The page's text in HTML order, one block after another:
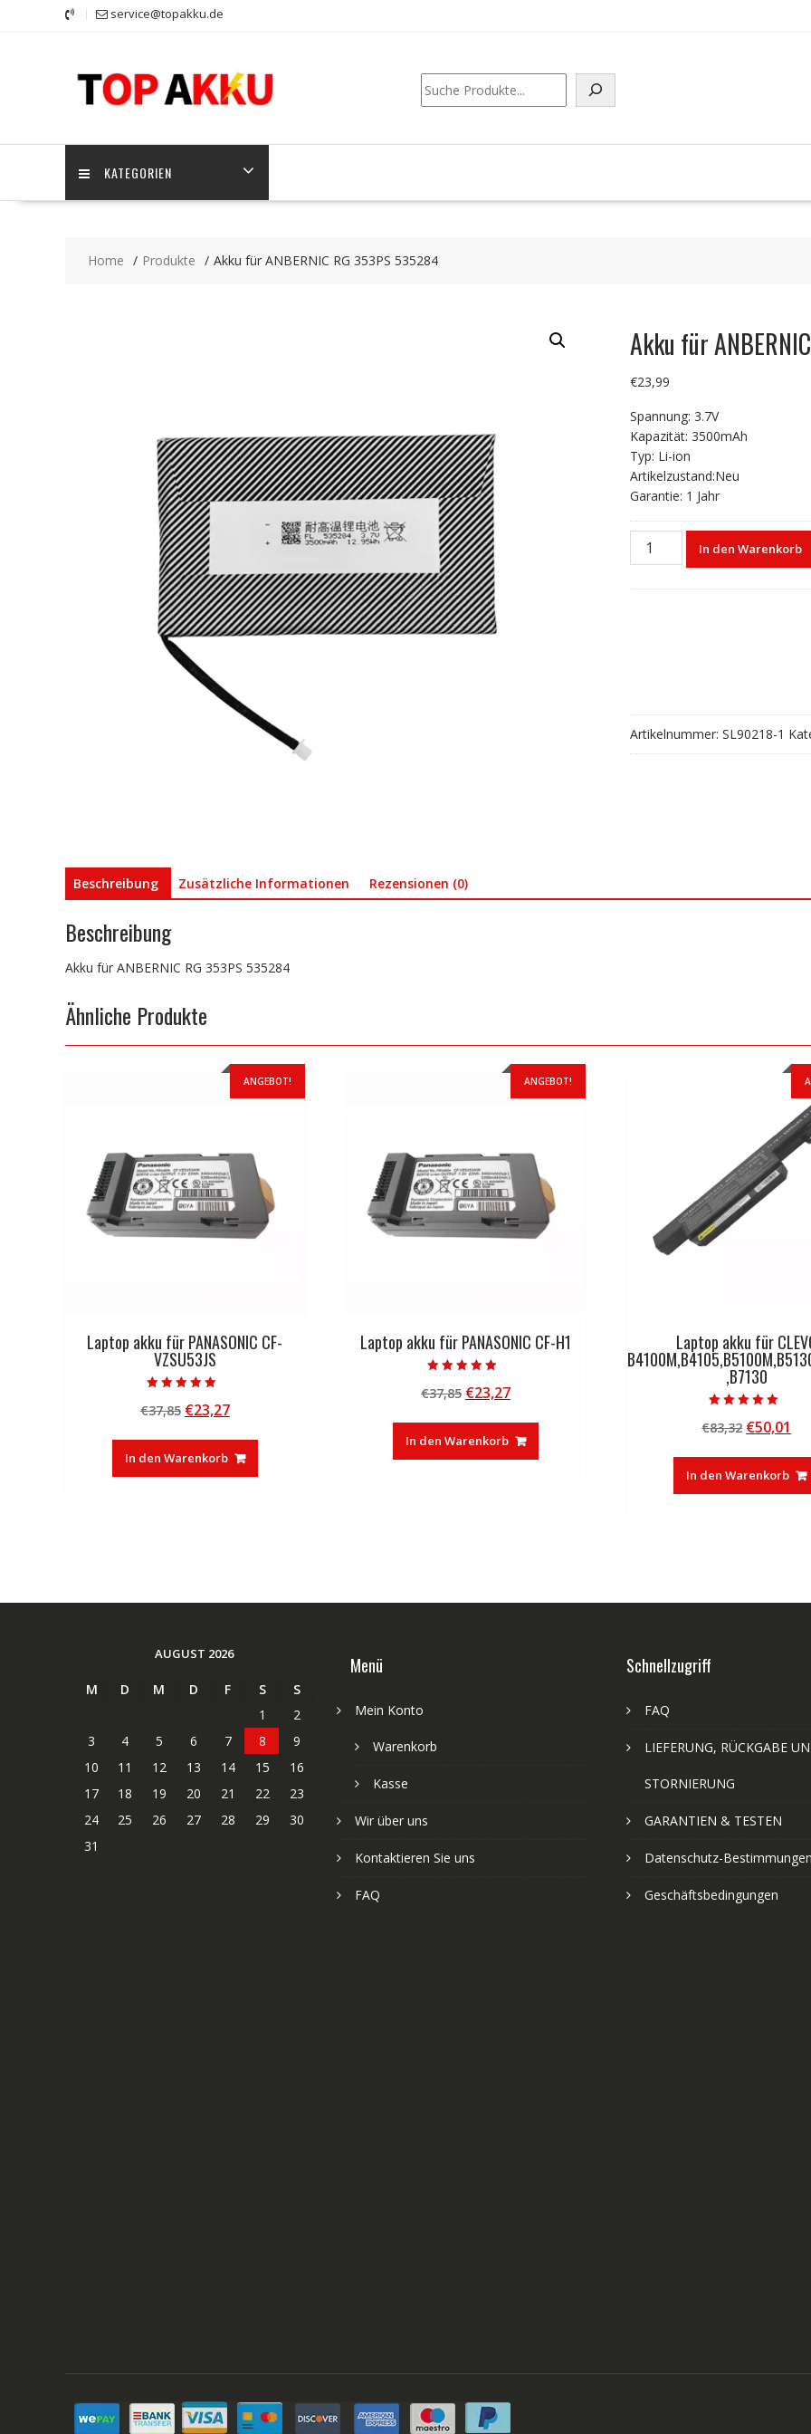
service@topakku.de
Suchen
KATEGORIEN
Home Produkte Akku für ANBERNIC RG 353PS 535284
Akku für
€23,99
Spannung: 3.7V
Kapazität: 3500mAh
Typ: Li-ion
Artikelzustand:Neu
Garantie: 1 Jahr
Akku
In den Warenkorb
Artikelnummer: SL90218-1
Beschreibung Zusätzliche Informationen Rezensionen (0)
Beschreibung
Akku für ANBERNIC RG 353PS 535284
Ähnliche Produkte
ANGEBOT!
Laptop akku für PANASONIC CF-
VZSU53JS
5.00
von 5
€37,85 Ursprünglicher
war:
€37,85
€23,27Aktueller
ist:
€23,27.
In den Warenkorb
ANGEBOT!
Laptop akku für PANASONIC CF-H1
4.50
von 5
€37,85 Ursprünglicher
war:
€37,85
€23,27Aktueller
ist:
€23,27.
In den Warenkorb
Laptop akku für
,B7130
5.00
von 5
€83,32
war:
€83,32
€50,01
ist:
In den Warenkorb
AUGUST 2026
M D M D F S
S
1
2
3
4 5 6 7 8
9
10
11 12 13 14 15
16
17
18 19 20 21 22
23
24
25 26 27 28 29
30
31
Menü
Mein Konto
Warenkorb
Kasse
Wir über uns
Kontaktieren Sie uns
FAQ
Schnellzugriff
FAQ
LIEFERUNG, RÜCKGABE
STORNIERUNG
GARANTIEN & TESTEN
Datenschutz-Bestimmungen
Geschäftsbedingungen